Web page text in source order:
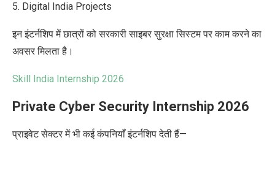
5. Digital India Projects
इन इंटर्नशिप में छात्रों को सरकारी साइबर सुरक्षा सिस्टम पर काम करने का
अवसर मिलता है।
Skill India Internship 2026
Private Cyber Security Internship 2026
प्राइवेट सेक्टर में भी कई कंपनियाँ इंटर्नशिप देती हैं—